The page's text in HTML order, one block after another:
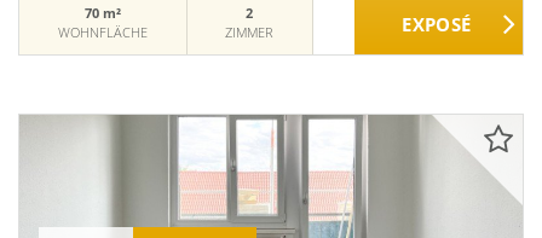
70 m²
WOHNFLÄCHE
2
ZIMMER